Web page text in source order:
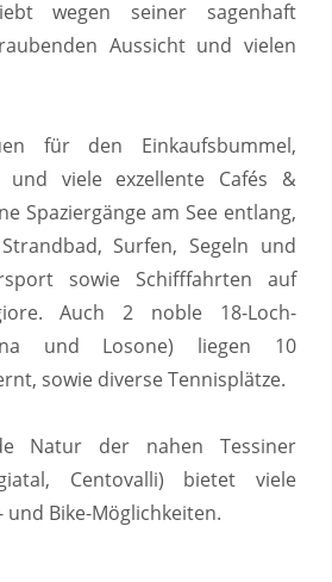
wegen seiner sagenhaft
Aussicht und vielen
für den Einkaufsbummel,
und viele exzellente Cafés &
Spaziergänge am See entlang,
Surfen, Segeln und
sowie Schifffahrten auf
Auch 2 noble 18-Loch-
und Losone) liegen 10
sowie diverse Tennisplätze.
Natur der nahen Tessiner
Centovalli) bietet viele
und Bike-Möglichkeiten.